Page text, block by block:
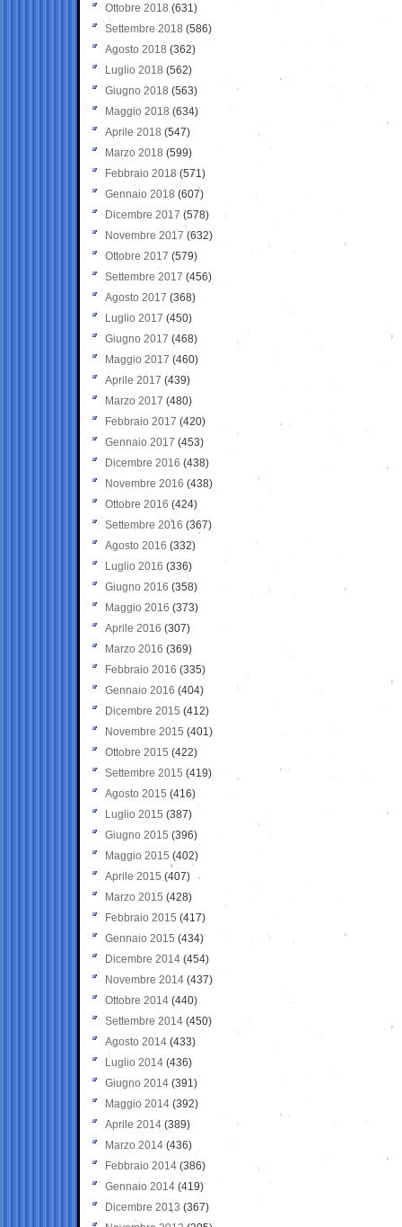
Ottobre 2018 (631)
Settembre 2018 (586)
Agosto 2018 (362)
Luglio 2018 (562)
Giugno 2018 (563)
Maggio 2018 (634)
Aprile 2018 (547)
Marzo 2018 (599)
Febbraio 2018 (571)
Gennaio 2018 (607)
Dicembre 2017 (578)
Novembre 2017 (632)
Ottobre 2017 (579)
Settembre 2017 (456)
Agosto 2017 (368)
Luglio 2017 (450)
Giugno 2017 (468)
Maggio 2017 (460)
Aprile 2017 (439)
Marzo 2017 (480)
Febbraio 2017 (420)
Gennaio 2017 (453)
Dicembre 2016 (438)
Novembre 2016 (438)
Ottobre 2016 (424)
Settembre 2016 (367)
Agosto 2016 (332)
Luglio 2016 (336)
Giugno 2016 (358)
Maggio 2016 (373)
Aprile 2016 (307)
Marzo 2016 (369)
Febbraio 2016 (335)
Gennaio 2016 (404)
Dicembre 2015 (412)
Novembre 2015 (401)
Ottobre 2015 (422)
Settembre 2015 (419)
Agosto 2015 (416)
Luglio 2015 (387)
Giugno 2015 (396)
Maggio 2015 (402)
Aprile 2015 (407)
Marzo 2015 (428)
Febbraio 2015 (417)
Gennaio 2015 (434)
Dicembre 2014 (454)
Novembre 2014 (437)
Ottobre 2014 (440)
Settembre 2014 (450)
Agosto 2014 (433)
Luglio 2014 (436)
Giugno 2014 (391)
Maggio 2014 (392)
Aprile 2014 (389)
Marzo 2014 (436)
Febbraio 2014 (386)
Gennaio 2014 (419)
Dicembre 2013 (367)